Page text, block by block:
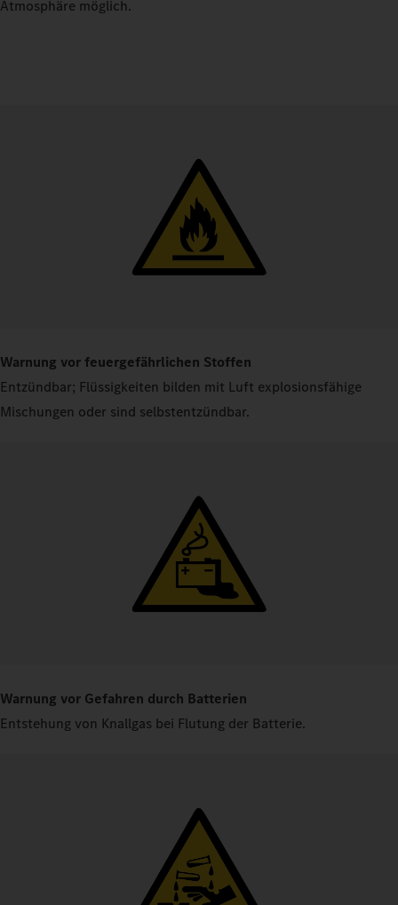
Atmosphäre möglich.
Warnung vor feuergefährlichen Stoffen
Entzündbar; Flüssigkeiten bilden mit Luft explosionsfähige
Mischungen oder sind selbstentzündbar.
Warnung vor Gefahren durch Batterien
Entstehung von Knallgas bei Flutung der Batterie.